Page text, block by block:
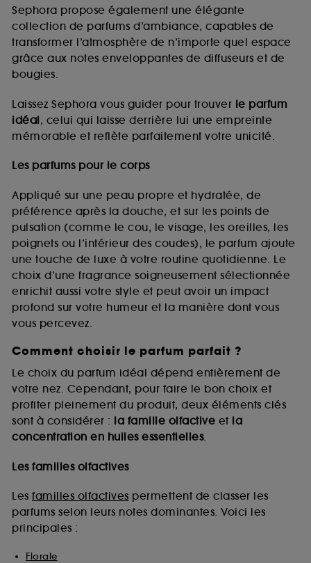
Sephora propose également une élégante
collection de parfums d’ambiance, capables de
transformer l’atmosphère de n’importe quel espace
grâce aux notes enveloppantes de diffuseurs et de
bougies.
Laissez Sephora vous guider pour trouver le parfum
idéal, celui qui laisse derrière lui une empreinte
mémorable et reflète parfaitement votre unicité.
Les parfums pour le corps
Appliqué sur une peau propre et hydratée, de
préférence après la douche, et sur les points de
pulsation (comme le cou, le visage, les oreilles, les
poignets ou l’intérieur des coudes), le parfum ajoute
une touche de luxe à votre routine quotidienne. Le
choix d’une fragrance soigneusement sélectionnée
enrichit aussi votre style et peut avoir un impact
profond sur votre humeur et la manière dont vous
vous percevez.
Comment choisir le parfum parfait ?
Le choix du parfum idéal dépend entièrement de
votre nez. Cependant, pour faire le bon choix et
profiter pleinement du produit, deux éléments clés
sont à considérer : la famille olfactive et la
concentration en huiles essentielles.
Les familles olfactives
Les familles olfactives permettent de classer les
parfums selon leurs notes dominantes. Voici les
principales :
Florale
de vous plaire via des publicités, y compris sur des
sites tiers et sur les réseaux sociaux, sur la base
des pages que vous avez consultées, de votre
navigation, et de l'historique de vos interactions.
d’en améliorer la performance.
Cookies de sécurisation des paiements en ligne :
fraudes aux moyens de paiement et les
usurpations d’identité.
Cookies fonctionnels :il s’agit de cookies
permettant l’affichage et/ou la fourniture de
certaines fonctionnalités du site, tel que les
cookies d’authentification qui sont utilisés afin de
vous faire bénéficier de l’authentification
prolongée vous permettant d’accéder à votre
compte lors de votre prochaine visite sur le site
sans saisir à nouveau votre identifiant et mot de
passe.
A l'exception des cookies techniques, le dépôt et la
lecture de ces traceurs requiert votre accord. Vous
pouvez personnaliser vos choix concernant le dépôt
de ces cookies grâce au bouton "personnaliser mes
choix" ci-dessous ou décider de "tout accepter".
Sephora pourra associer les informations de
navigation collectées par ces Cookies, pour les
collectées ou générées lors de votre activité en ligne
sur "continuer sans accepter". Voous pouvez à tout
moment choisir de retirer votrte consentement. Si vous
souhaitez obtenir plus d'information sur les cookies
utilisés, cliquez